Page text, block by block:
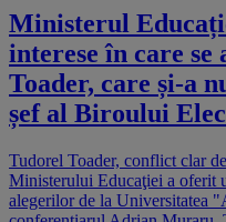
Ministerul
interese în care
Toader, care și-a
șef al Biroului
Tudorel Toader, conflict clar
Ministerului Educaţiei a oferit
alegerilor de la Universitatea